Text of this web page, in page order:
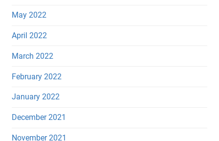
May 2022
April 2022
March 2022
February 2022
January 2022
December 2021
November 2021